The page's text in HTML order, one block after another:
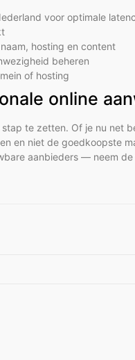
voor optimale
hosting en content
beheren
of hosting
online
te zetten. Of je nu net
en niet de goedkoopste
aanbieders — neem